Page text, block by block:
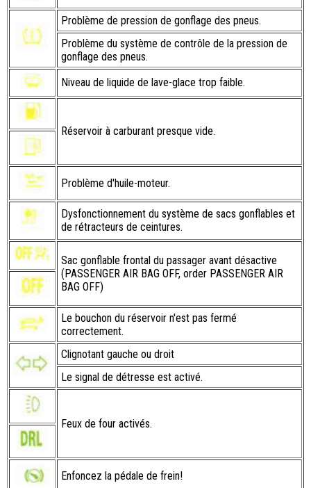
Problème de pression de gonflage des pneus.
Problème du système de contrôle de la pression de
gonflage des pneus.
Niveau de liquide de lave-glace trop faible.
Réservoir à carburant presque vide.
Problème d'huile-moteur.
Dysfonctionnement du système de sacs gonflables et
de rétracteurs de ceintures.
Sac gonflable frontal du passager avant désactive
(PASSENGER AIR BAG OFF, order PASSENGER AIR
BAG OFF)
Le bouchon du réservoir n'est pas fermé
correctement.
Clignotant gauche ou droit
Le signal de détresse est activé.
Feux de four activés.
Enfoncez la pédale de frein!